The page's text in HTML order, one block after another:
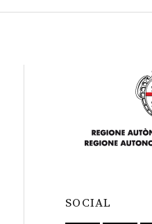
SOCIAL